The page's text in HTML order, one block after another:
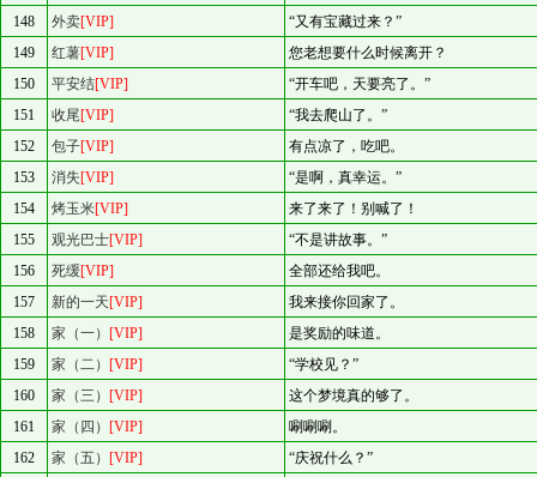
148
外卖[VIP]
“又有宝藏过来？”
149
红薯[VIP]
您老想要什么时候离开？
150
平安结[VIP]
“开车吧，天要亮了。”
151
收尾[VIP]
“我去爬山了。”
152
包子[VIP]
有点凉了，吃吧。
153
消失[VIP]
“是啊，真幸运。”
154
烤玉米[VIP]
来了来了！别喊了！
155
观光巴士[VIP]
“不是讲故事。”
156
死缓[VIP]
全部还给我吧。
157
新的一天[VIP]
我来接你回家了。
158
家（一） [VIP]
是奖励的味道。
159
家（二） [VIP]
“学校见？”
160
家（三） [VIP]
这个梦境真的够了。
161
家（四） [VIP]
唰唰唰。
162
家（五） [VIP]
“庆祝什么？”